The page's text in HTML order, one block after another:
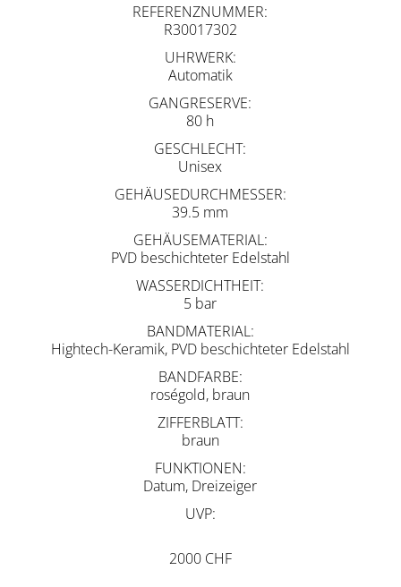
REFERENZNUMMER
R30017302
UHRWERK
Automatik
GANGRESERVE
80 h
GESCHLECHT
Unisex
GEHÄUSEDURCHMESSER
39.5 mm
GEHÄUSEMATERIAL
PVD beschichteter Edelstahl
WASSERDICHTHEIT
5 bar
BANDMATERIAL
Hightech-Keramik, PVD beschichteter Edelstahl
BANDFARBE
roségold, braun
ZIFFERBLATT
braun
FUNKTIONEN
Datum, Dreizeiger
UVP
2000 CHF